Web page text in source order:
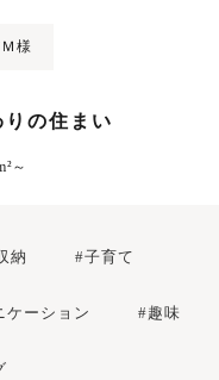
様
の住まい
～
納 #子育て
ケーション #趣味